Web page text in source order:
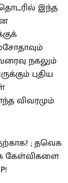
இந்த
நகலும்
புதிய
விவரமும்